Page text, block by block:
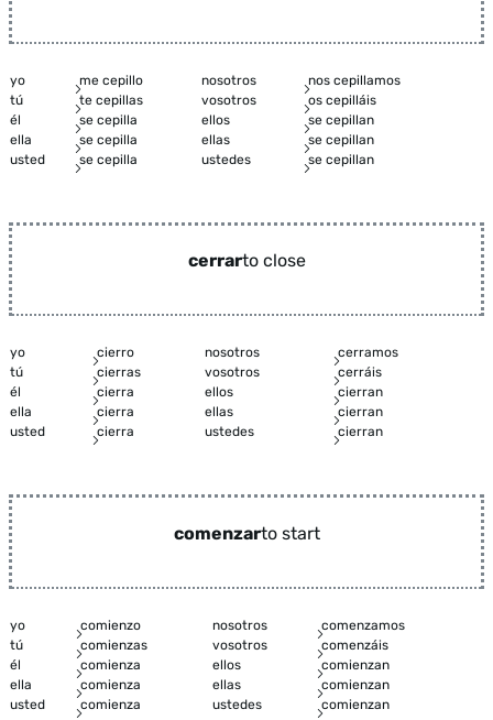
yo me cepillo nosotros
nos cepillamos
tú
te cepillas vosotros
os cepilláis
él
se cepilla ellos
se cepillan
ella
se cepilla ellas
se cepillan
usted
se cepilla ustedes se cepillan
cerrarto close
yo cierro nosotros
cerramos
tú
cierras vosotros
cerráis
él
cierra ellos
cierran
ella
cierra ellas
cierran
usted
cierra ustedes cierran
comenzarto start
yo comienzo nosotros
comenzamos
tú
comienzas vosotros
comenzáis
él
comienza ellos
comienzan
ella
comienza ellas
comienzan
usted
comienza ustedes comienzan